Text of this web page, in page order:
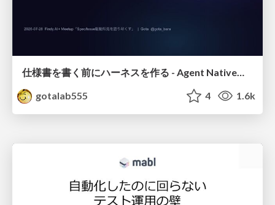
仕様書を書く前にハーネスを作る - Agent Native開発は「探索を速く、判定を固く」
gotalab555
4 1.6k